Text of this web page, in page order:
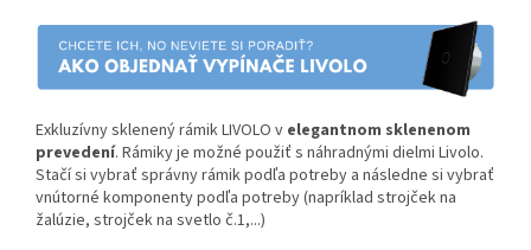
Exkluzívny sklenený rámik LIVOLO v elegantnom sklenenom
prevedení. Rámiky je možné použiť s náhradnými dielmi Livolo.
Stačí si vybrať správny rámik podľa potreby a následne si vybrať
vnútorné komponenty podľa potreby (napríklad strojček na
žalúzie, strojček na svetlo č.1,...)